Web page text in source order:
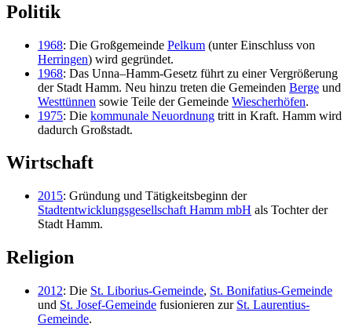
Politik
1968: Die Großgemeinde Pelkum (unter Einschluss von
Herringen) wird gegründet.
1968: Das Unna–Hamm-Gesetz führt zu einer Vergrößerung
der Stadt Hamm. Neu hinzu treten die Gemeinden Berge und
Westtünnen sowie Teile der Gemeinde Wiescherhöfen.
1975: Die kommunale Neuordnung tritt in Kraft. Hamm wird
dadurch Großstadt.
Wirtschaft
2015: Gründung und Tätigkeitsbeginn der
Stadtentwicklungsgesellschaft Hamm mbH als Tochter der
Stadt Hamm.
Religion
2012: Die St. Liborius-Gemeinde, St. Bonifatius-Gemeinde
und St. Josef-Gemeinde fusionieren zur St. Laurentius-
Gemeinde.